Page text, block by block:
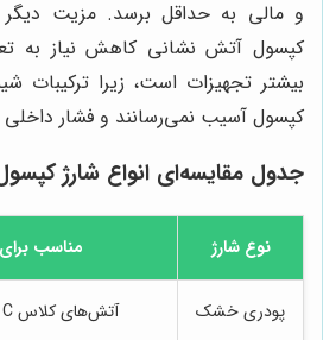
و مالی به حداقل برسد. مزیت دیگر
کپسول آتش نشانی کاهش نیاز به
بیشتر تجهیزات است، زیرا ترکیبات
کپسول آسیب نمی‌رسانند و فشار
جدول مقایسه‌ای انواع شارژ
نوع شارژ مناسب برای
پودری خشک آتش‌های کلاس A، B، C